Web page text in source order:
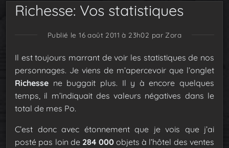
Richesse: Vos statistiques
Publié le 16 août 2011 à 23h02 par Zora
Il est toujours marrant de voir les statistiques de nos
personnages. Je viens de m’apercevoir que l’onglet
Richesse ne buggait plus. Il y à encore quelques
temps, il m’indiquait des valeurs négatives dans le
total de mes Po.
C’est donc avec étonnement que je vois que j’ai
posté pas loin de 284 000objets à l’hôtel des ventes